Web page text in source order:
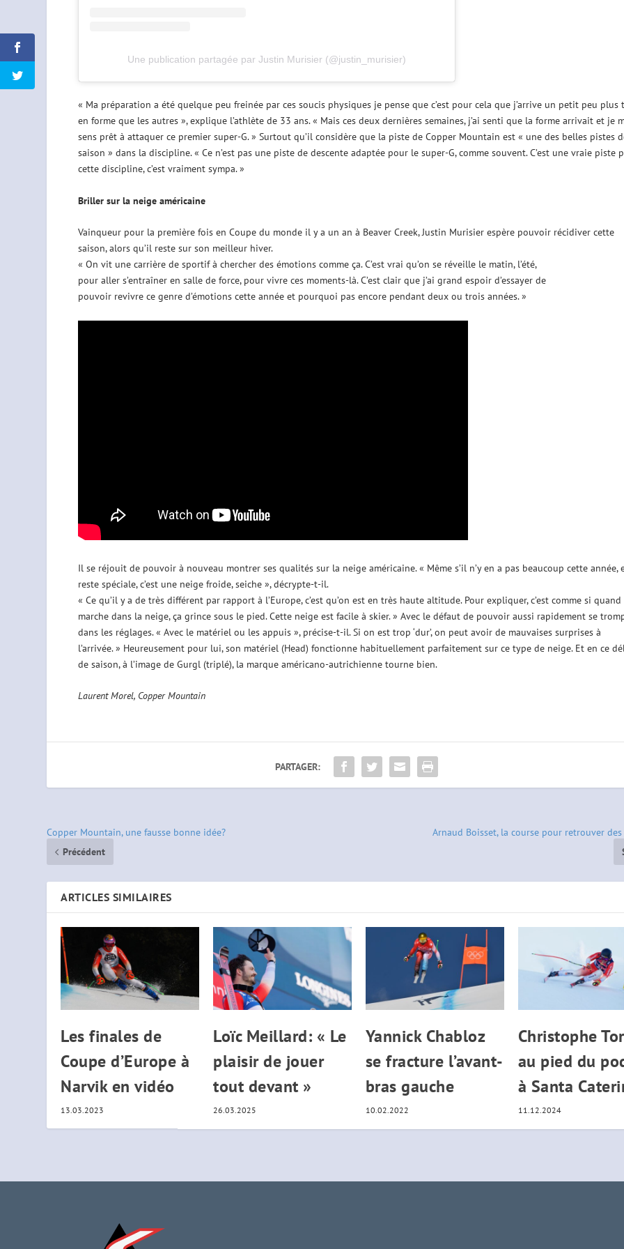
Une publication partagée par Justin Murisier (@justin_murisier)
« Ma préparation a été quelque peu freinée par ces soucis physiques je pense que c’est pour cela que j’arrive un petit peu plus
en forme que les autres », explique l’athlète de 33 ans. « Mais ces deux dernières semaines, j’ai senti que la forme arrivait et je
sens prêt à attaquer ce premier super-G. » Surtout qu’il considère que la piste de Copper Mountain est « une des belles pistes
saison » dans la discipline. « Ce n’est pas une piste de descente adaptée pour le super-G, comme souvent. C’est une vraie piste
cette discipline, c’est vraiment sympa. »
Briller sur la neige américaine
Vainqueur pour la première fois en Coupe du monde il y a un an à Beaver Creek, Justin Murisier espère pouvoir récidiver cette
saison, alors qu’il reste sur son meilleur hiver.
« On vit une carrière de sportif à chercher des émotions comme ça. C’est vrai qu’on se réveille le matin, l’été,
pour aller s’entraîner en salle de force, pour vivre ces moments-là. C’est clair que j’ai grand espoir d’essayer de
pouvoir revivre ce genre d’émotions cette année et pourquoi pas encore pendant deux ou trois années. »
Il se réjouit de pouvoir à nouveau montrer ses qualités sur la neige américaine. « Même s’il n’y en a pas beaucoup cette année,
reste spéciale, c’est une neige froide, seiche », décrypte-t-il.
« Ce qu’il y a de très différent par rapport à l’Europe, c’est qu’on est en très haute altitude. Pour expliquer, c’est comme si quand
marche dans la neige, ça grince sous le pied. Cette neige est facile à skier. » Avec le défaut de pouvoir aussi rapidement se
dans les réglages. « Avec le matériel ou les appuis », précise-t-il. Si on est trop ‘dur’, on peut avoir de mauvaises surprises à
l’arrivée. » Heureusement pour lui, son matériel (Head) fonctionne habituellement parfaitement sur ce type de neige. Et en ce
de saison, à l’image de Gurgl (triplé), la marque américano-autrichienne tourne bien.
Laurent Morel, Copper Mountain
PARTAGER:
Copper Mountain, une fausse bonne idée?
Précédent
Arnaud Boisset, la course pour retrouver
ARTICLES SIMILAIRES
Les finales de
Coupe d’Europe à
Narvik en vidéo
13.03.2023
Loïc Meillard: « Le
plaisir de jouer
tout devant »
26.03.2025
Yannick Chabloz
se fracture l’avant-
bras gauche
10.02.2022
Christophe
au pied du
à Santa
11.12.2024